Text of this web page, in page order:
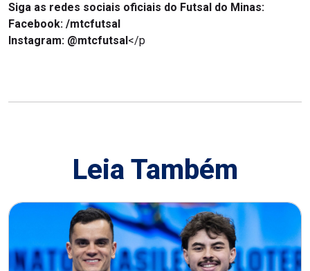
Siga as redes sociais oficiais do Futsal do Minas:
Facebook: /mtcfutsal
Instagram: @mtcfutsal </p
Leia Também